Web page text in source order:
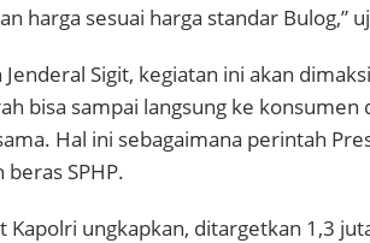
harga sesuai harga standar Bulog,”
Jenderal Sigit, kegiatan ini akan
bisa sampai langsung ke konsumen
Hal ini sebagaimana perintah
SPHP.
Kapolri ungkapkan, ditargetkan 1,3